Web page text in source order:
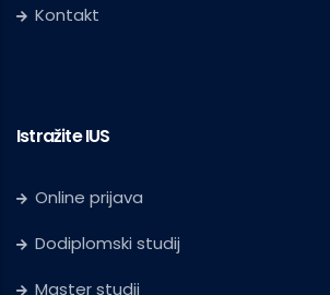
Kontakt
Istražite IUS
Online prijava
Dodiplomski studij
Master studij